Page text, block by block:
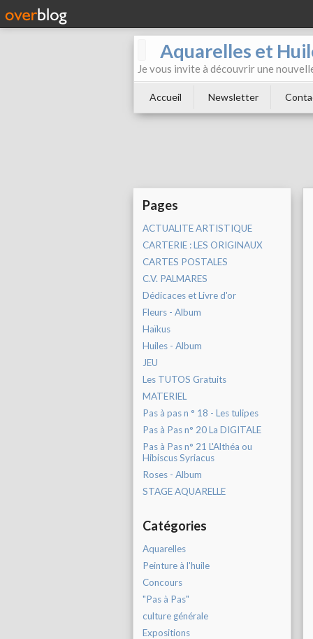
Aquarelles et
Je vous invite à découvrir une
Accueil Newsletter
Pages
ACTUALITE ARTISTIQUE
CARTERIE : LES ORIGINAUX
CARTES POSTALES
C.V. PALMARES
Dédicaces et Livre d'or
Fleurs - Album
Haïkus
Huiles - Album
JEU
Les TUTOS Gratuits
MATERIEL
Pas à pas n ° 18 - Les tulipes
Pas à Pas n° 20 La DIGITALE
Pas à Pas n° 21 L'Althéa ou
Hibiscus Syriacus
Roses - Album
STAGE AQUARELLE
Catégories
Aquarelles
Peinture à l'huile
Concours
"Pas à Pas"
culture générale
Expositions